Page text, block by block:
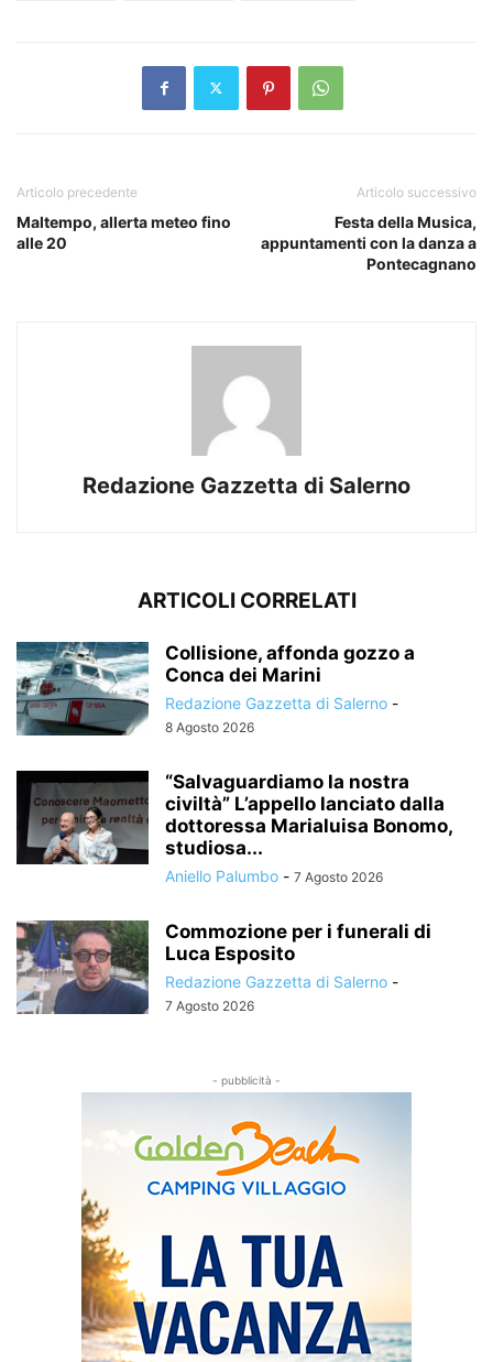
Articolo precedente
Maltempo, allerta meteo fino
alle 20
Articolo successivo
Festa della Musica,
appuntamenti con la danza a
Pontecagnano
Redazione Gazzetta di Salerno
ARTICOLI CORRELATI
Collisione, affonda gozzo a
Conca dei Marini
Redazione Gazzetta di Salerno -
8 Agosto 2026
“Salvaguardiamo la nostra
civiltà” L’appello lanciato dalla
dottoressa Marialuisa Bonomo,
studiosa...
Aniello Palumbo - 7 Agosto 2026
Commozione per i funerali di
Luca Esposito
Redazione Gazzetta di Salerno -
7 Agosto 2026
- pubblicità -